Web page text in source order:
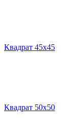
Квадрат 45х45
Квадрат 50х50